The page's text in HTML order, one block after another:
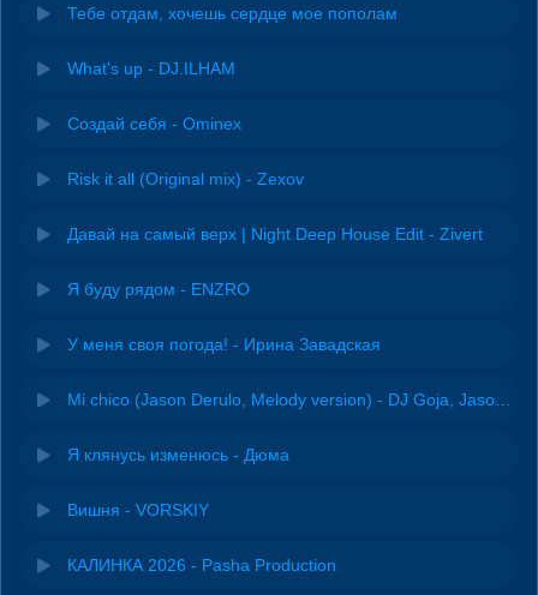
Тебе отдам, хочешь сердце мое пополам
What's up - DJ.ILHAM
Создай себя - Ominex
Risk it all (Original mix) - Zexov
Давай на самый верх | Night Deep House Edit - Zivert
Я буду рядом - ENZRO
У меня своя погода! - Ирина Завадская
Я клянусь изменюсь - Дюма
Вишня - VORSKIY
КАЛИНКА 2026 - Pasha Production